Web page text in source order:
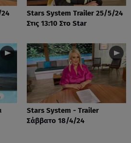
Stars System Trailer 25/5/24
Στις 13:10 Στο Star
Stars System - Trailer
Σάββατο 18/4/24